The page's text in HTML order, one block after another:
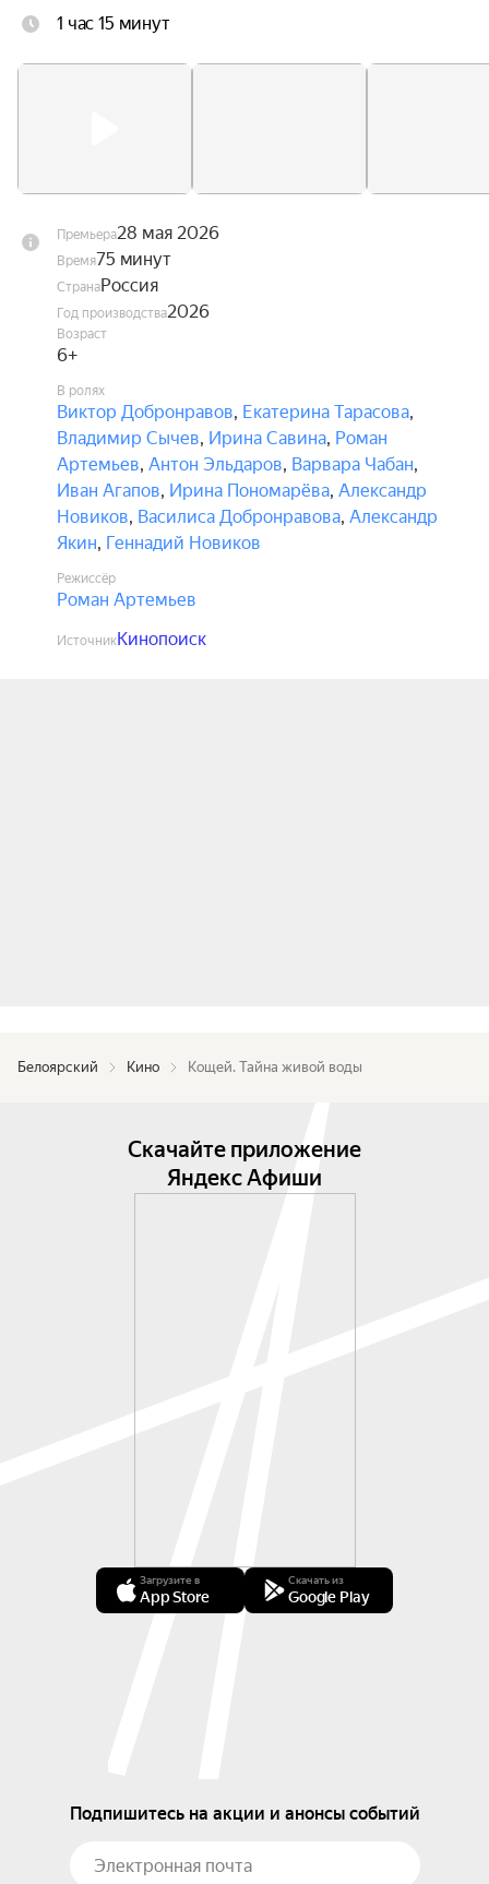
спасти любимую.
1 час 15 минут
Премьера28 мая 2026
Время75 минут
СтранаРоссия
Год производства2026
Возраст
6+
В ролях
Виктор Добронравов, Екатерина Тарасова,
Владимир Сычев, Ирина Савина, Роман
Артемьев, Антон Эльдаров, Варвара Чабан,
Иван Агапов, Ирина Пономарёва, Александр
Новиков, Василиса Добронравова, Александр
Якин, Геннадий Новиков
Режиссёр
Роман Артемьев
ИсточникКинопоиск
Белоярский Кино Кощей. Тайна живой воды
Скачайте приложение
Яндекс Афиши
Загрузите в
App Store
Скачать из
Google Play
Подпишитесь на акции и анонсы событий